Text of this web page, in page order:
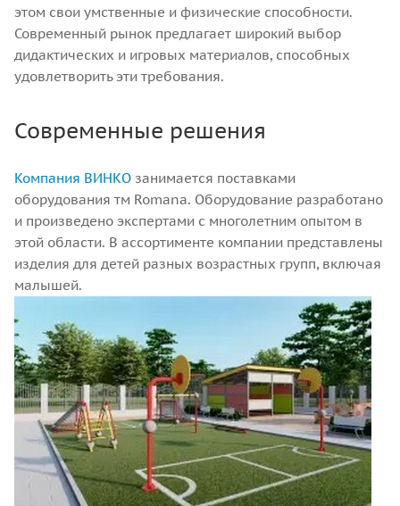
этом свои умственные и физические способности.
Современный рынок предлагает широкий выбор
дидактических и игровых материалов, способных
удовлетворить эти требования.
Современные решения
Компания ВИНКО занимается поставками
оборудования тм Romana. Оборудование разработано
и произведено экспертами с многолетним опытом в
этой области. В ассортименте компании представлены
изделия для детей разных возрастных групп, включая
малышей.